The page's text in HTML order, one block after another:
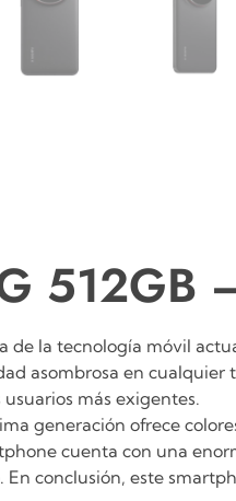
512GB
de la tecnología móvil
asombrosa en cualquier
más exigentes.
generación ofrece
cuenta con una
En conclusión, este